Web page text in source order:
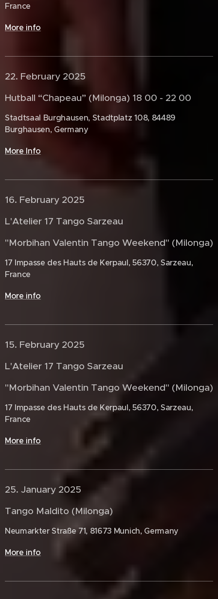
France
More info
22. February 2025 🇩🇪
Hutball “Chapeau” (Milonga) 18 00 - 22 00
Stadtsaal Burghausen, Stadtplatz 108, 84489
Burghausen, Germany
More Info
16. February 2025 🇫🇷
L'Atelier 17 Tango Sarzeau
"Morbihan Valentin Tango Weekend" (Milonga)
17 Impasse des Hauts de Kerpaul, 56370, Sarzeau,
France
More info
15. February 2025 🇨🇵
L'Atelier 17 Tango Sarzeau
"Morbihan Valentin Tango Weekend" (Milonga)
17 Impasse des Hauts de Kerpaul, 56370, Sarzeau,
France
More info
25. January 2025 🇩🇪
Tango Maldito (Milonga)
Neumarkter Straße 71, 81673 Munich, Germany
More info